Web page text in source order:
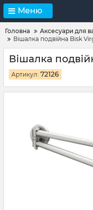
Меню
Головна Аксесуари для
Вішалка подвійна Bisk
Вішалка
Артикул: 72126